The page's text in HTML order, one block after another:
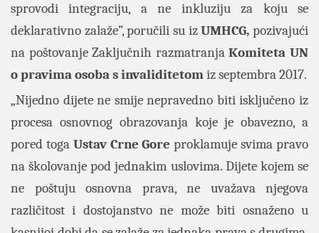
sprovodi integraciju, a ne inkluziju za koju se
deklarativno zalaže”, poručili su izUMHCG, pozivajući
na poštovanje Zaključnih razmatranjaKomiteta UN
o pravima osoba s invaliditetomiz septembra 2017.
„Nijedno dijete ne smije nepravedno biti isključeno iz
procesa osnovnog obrazovanja koje je obavezno, a
pored toga Ustav Crne Gore proklamuje svima pravo
na školovanje pod jednakim uslovima. Dijete kojem se
ne poštuju osnovna prava, ne uvažava njegova
različitost i dostojanstvo ne može biti osnaženo u